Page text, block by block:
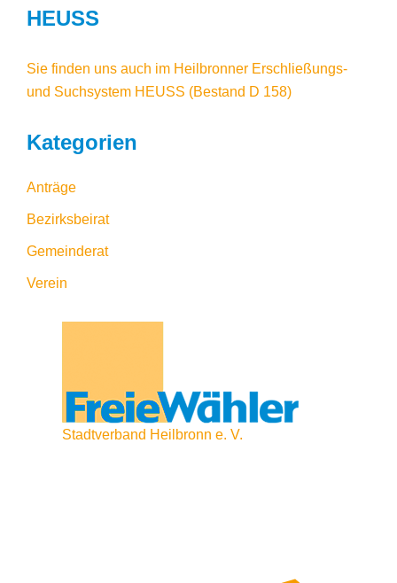
HEUSS
Sie finden uns auch im Heilbronner Erschließungs-
und Suchsystem HEUSS (Bestand D 158)
Kategorien
Anträge
Bezirksbeirat
Gemeinderat
Verein
Stadtverband Heilbronn e. V.